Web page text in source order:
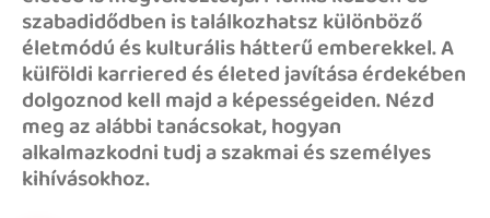
szabadidődben is találkozhatsz különböző
életmódú és kulturális hátterű emberekkel. A
külföldi karriered és életed javítása érdekében
dolgoznod kell majd a képességeiden. Nézd
meg az alábbi tanácsokat, hogyan
alkalmazkodni tudj a szakmai és személyes
kihívásokhoz.